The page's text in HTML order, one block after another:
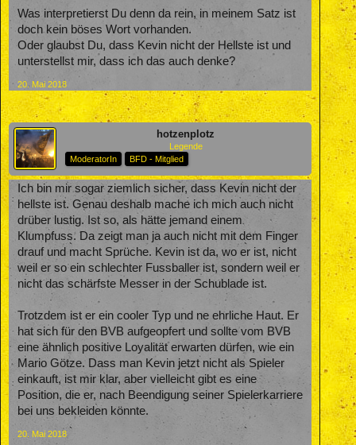
Was interpretierst Du denn da rein, in meinem Satz ist
doch kein böses Wort vorhanden.
Oder glaubst Du, dass Kevin nicht der Hellste ist und
unterstellst mir, dass ich das auch denke?
20. Mai 2018
hotzenplotz
Legende
ModeratorIn
BFD - Mitglied
Ich bin mir sogar ziemlich sicher, dass Kevin nicht der
hellste ist. Genau deshalb mache ich mich auch nicht
drüber lustig. Ist so, als hätte jemand einem
Klumpfuss. Da zeigt man ja auch nicht mit dem Finger
drauf und macht Sprüche. Kevin ist da, wo er ist, nicht
weil er so ein schlechter Fussballer ist, sondern weil er
nicht das schärfste Messer in der Schublade ist.
Trotzdem ist er ein cooler Typ und ne ehrliche Haut. Er
hat sich für den BVB aufgeopfert und sollte vom BVB
eine ähnlich positive Loyalität erwarten dürfen, wie ein
Mario Götze. Dass man Kevin jetzt nicht als Spieler
einkauft, ist mir klar, aber vielleicht gibt es eine
Position, die er, nach Beendigung seiner Spielerkarriere
bei uns bekleiden könnte.
20. Mai 2018